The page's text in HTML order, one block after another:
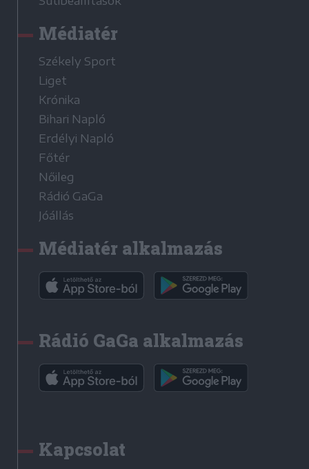
Médiatér
Székely Sport
Liget
Krónika
Bihari Napló
Erdélyi Napló
Főtér
Nőileg
Rádió GaGa
Jóállás
Médiatér alkalmazás
Rádió GaGa alkalmazás
Kapcsolat